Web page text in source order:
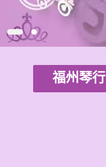
福州琴行